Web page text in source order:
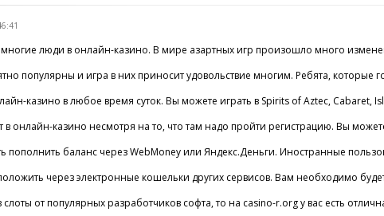
люди в онлайн-казино. В мире азартных игр произошло много
популярны и игра в них приносит удовольствие многим. Ребята, которые
казино в любое время суток. Вы можете играть в Spirits of Aztec,
онлайн-казино несмотря на то, что там надо пройти регистрацию. Вы
пополнить баланс через WebMoney или Яндекс.Деньги. Иностранные
через электронные кошельки других сервисов. Вам необходимо
слоты от популярных разработчиков софта, то на casino-r.org у вас есть